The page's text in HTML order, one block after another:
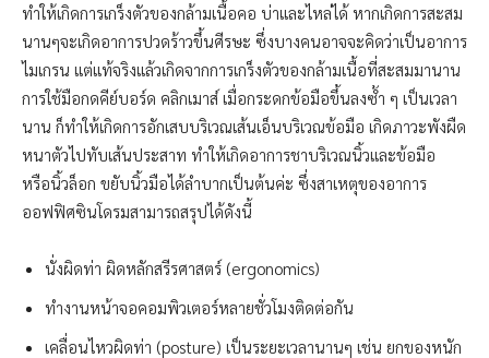
ทำให้เกิดการเกร็งตัวของกล้ามเนื้อคอ บ่าและไหล่ได้ หากเกิดการสะสม
นานๆจะเกิดอาการปวดร้าวขึ้นศีรษะ ซึ่งบางคนอาจจะคิดว่าเป็นอาการ
ไมเกรน แต่แท้จริงแล้วเกิดจากการเกร็งตัวของกล้ามเนื้อที่สะสมมานาน
การใช้มือกดคีย์บอร์ด คลิกเมาส์ เมื่อกระดกข้อมือขึ้นลงซ้ำ ๆ เป็นเวลา
นาน ก็ทำให้เกิดการอักเสบบริเวณเส้นเอ็นบริเวณข้อมือ เกิดภาวะพังผืด
หนาตัวไปทับเส้นประสาท ทำให้เกิดอาการชาบริเวณนิ้วและข้อมือ
หรือนิ้วล็อก ขยับนิ้วมือได้ลำบากเป็นต้นค่ะ ซึ่งสาเหตุของอาการ
ออฟฟิศซินโดรมสามารถสรุปได้ดังนี้
นั่งผิดท่า ผิดหลักสรีรศาสตร์ (ergonomics)
ทำงานหน้าจอคอมพิวเตอร์หลายชั่วโมงติดต่อกัน
เคลื่อนไหวผิดท่า (posture) เป็นระยะเวลานานๆ เช่น ยกของหนัก